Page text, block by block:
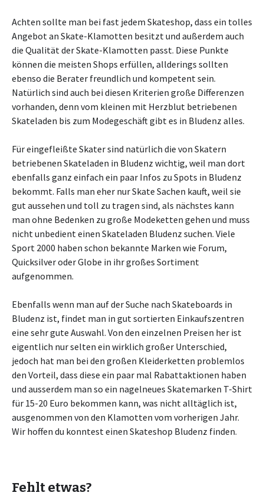
Achten sollte man bei fast jedem Skateshop, dass ein tolles
Angebot an Skate-Klamotten besitzt und außerdem auch
die Qualität der Skate-Klamotten passt. Diese Punkte
können die meisten Shops erfüllen, allderings sollten
ebenso die Berater freundlich und kompetent sein.
Natürlich sind auch bei diesen Kriterien große Differenzen
vorhanden, denn vom kleinen mit Herzblut betriebenen
Skateladen bis zum Modegeschäft gibt es in Bludenz alles.
Für eingefleißte Skater sind natürlich die von Skatern
betriebenen Skateladen in Bludenz wichtig, weil man dort
ebenfalls ganz einfach ein paar Infos zu Spots in Bludenz
bekommt. Falls man eher nur Skate Sachen kauft, weil sie
gut aussehen und toll zu tragen sind, als nächstes kann
man ohne Bedenken zu große Modeketten gehen und muss
nicht unbedient einen Skateladen Bludenz suchen. Viele
Sport 2000 haben schon bekannte Marken wie Forum,
Quicksilver oder Globe in ihr großes Sortiment
aufgenommen.
Ebenfalls wenn man auf der Suche nach Skateboards in
Bludenz ist, findet man in gut sortierten Einkaufszentren
eine sehr gute Auswahl. Von den einzelnen Preisen her ist
eigentlich nur selten ein wirklich großer Unterschied,
jedoch hat man bei den großen Kleiderketten problemlos
den Vorteil, dass diese ein paar mal Rabattaktionen haben
und ausserdem man so ein nagelneues Skatemarken T-Shirt
für 15-20 Euro bekommen kann, was nicht alltäglich ist,
ausgenommen von den Klamotten vom vorherigen Jahr.
Wir hoffen du konntest einen Skateshop Bludenz finden.
Fehlt etwas?